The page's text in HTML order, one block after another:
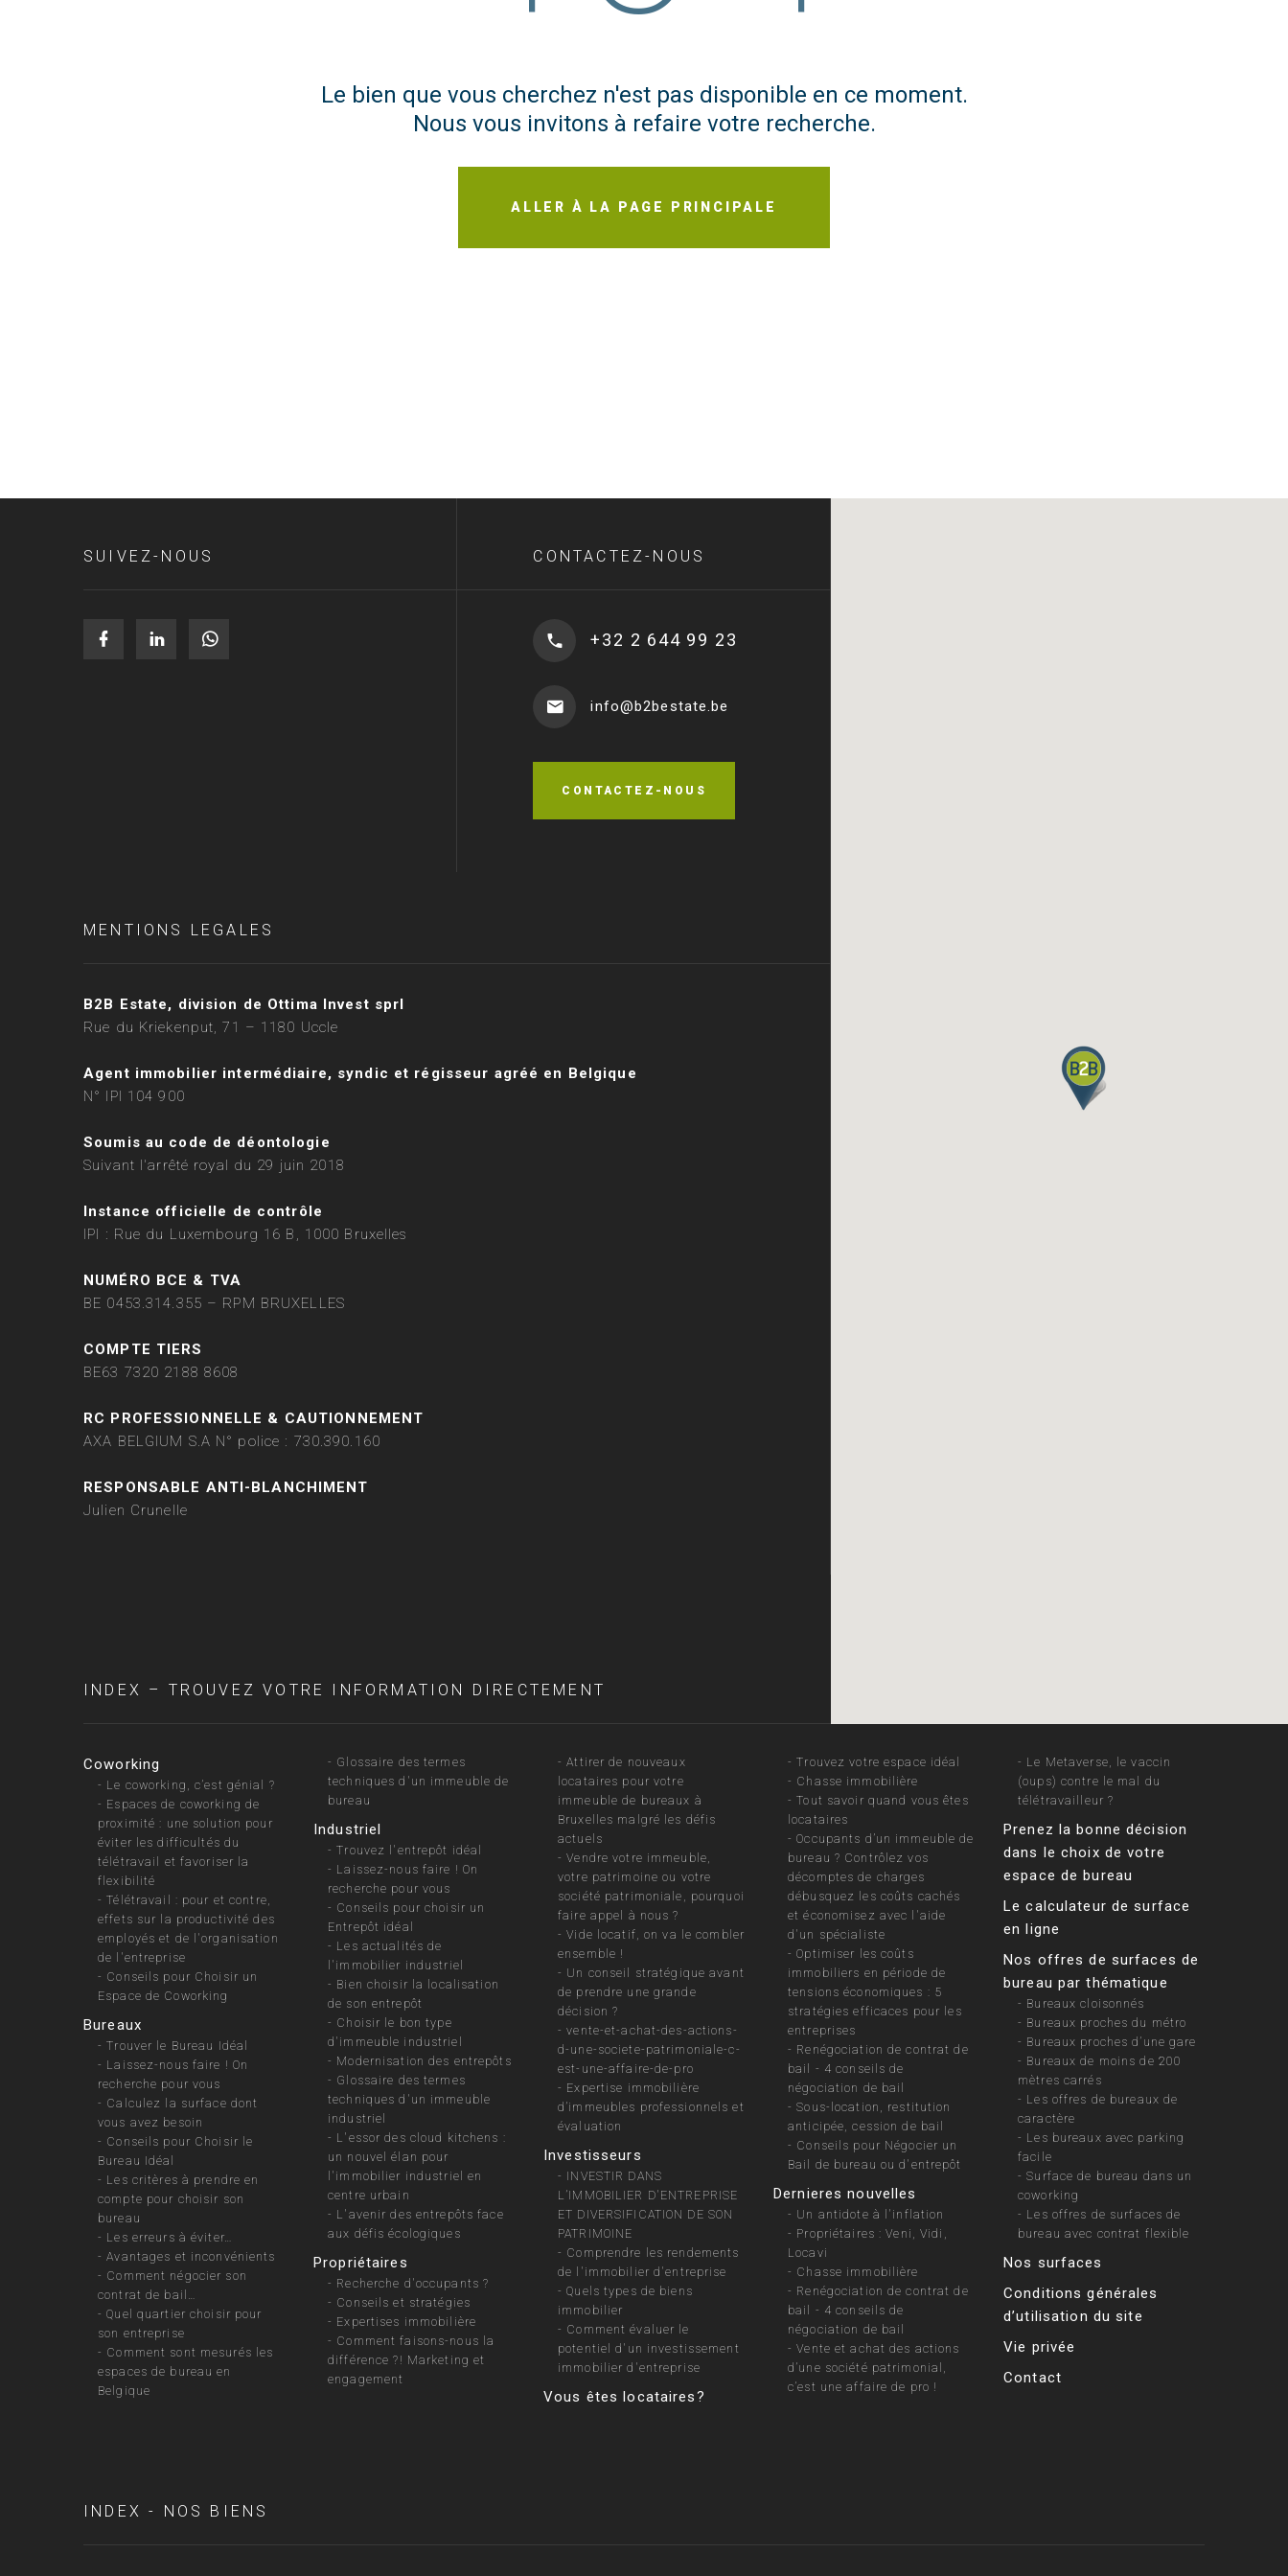
Le bien que vous cherchez n'est pas disponible en ce moment.
Nous vous invitons à refaire votre recherche.
ALLER À LA PAGE PRINCIPALE
SUIVEZ-NOUS CONTACTEZ-NOUS
+32 2 644 99 23
info@b2bestate.be
CONTACTEZ-NOUS
MENTIONS LEGALES
B2B Estate, division de Ottima Invest sprl
Rue du Kriekenput, 71 – 1180 Uccle
Agent immobilier intermédiaire, syndic et régisseur agréé en Belgique
N° IPI 104 900
Soumis au code de déontologie
Suivant l'arrêté royal du 29 juin 2018
Instance officielle de contrôle
IPI : Rue du Luxembourg 16 B, 1000 Bruxelles
NUMÉRO BCE & TVA
BE 0453.314.355 – RPM BRUXELLES
COMPTE TIERS
BE63 7320 2188 8608
RC PROFESSIONNELLE & CAUTIONNEMENT
AXA BELGIUM S.A N° police : 730.390.160
RESPONSABLE ANTI-BLANCHIMENT
Julien Crunelle
INDEX – TROUVEZ VOTRE INFORMATION DIRECTEMENT
Coworking
- Le coworking, c’est génial ?
- Espaces de coworking de
proximité : une solution pour
éviter les difficultés du
télétravail et favoriser la
flexibilité
-Télétravail : pour et contre,
effets sur la productivité des
employés et de l'organisation
de l'entreprise
- Conseils pour Choisir un
Espace de Coworking
Bureaux
-Trouver le Bureau Idéal
- Laissez-nous faire ! On
recherche pour vous
- Calculez la surface dont
vous avez besoin
- Conseils pour Choisir le
Bureau Idéal
- Les critères à prendre en
compte pour choisir son
bureau
- Les erreurs à éviter…
-Avantages et inconvénients
- Comment négocier son
contrat de bail…
-Quel quartier choisir pour
son entreprise
- Comment sont mesurés les
espaces de bureau en
Belgique
- Glossaire des termes
techniques d'un immeuble de
bureau
Industriel
-Trouvez l'entrepôt idéal
- Laissez-nous faire ! On
recherche pour vous
- Conseils pour choisir un
Entrepôt idéal
- Les actualités de
l'immobilier industriel
- Bien choisir la localisation
de son entrepôt
- Choisir le bon type
d'immeuble industriel
- Modernisation des entrepôts
- Glossaire des termes
techniques d'un immeuble
industriel
- L'essor des cloud kitchens :
un nouvel élan pour
l'immobilier industriel en
centre urbain
- L'avenir des entrepôts face
aux défis écologiques
Propriétaires
- Recherche d'occupants ?
- Conseils et stratégies
- Expertises immobilière
- Comment faisons-nous la
différence ?! Marketing et
engagement
-Attirer de nouveaux
locataires pour votre
immeuble de bureaux à
Bruxelles malgré les défis
actuels
-Vendre votre immeuble,
votre patrimoine ou votre
société patrimoniale, pourquoi
faire appel à nous ?
-Vide locatif, on va le combler
ensemble !
- Un conseil stratégique avant
de prendre une grande
décision ?
-vente-et-achat-des-actions-
d-une-societe-patrimoniale-c-
est-une-affaire-de-pro
- Expertise immobilière
d’immeubles professionnels et
évaluation
Investisseurs
- INVESTIR DANS
L’IMMOBILIER D'ENTREPRISE
ET DIVERSIFICATION DE SON
PATRIMOINE
- Comprendre les rendements
de l'immobilier d'entreprise
-Quels types de biens
immobilier
- Comment évaluer le
potentiel d'un investissement
immobilier d'entreprise
Vous êtes locataires?
-Trouvez votre espace idéal
- Chasse immobilière
-Tout savoir quand vous êtes
locataires
-Occupants d’un immeuble de
bureau ? Contrôlez vos
décomptes de charges
débusquez les coûts cachés
et économisez avec l'aide
d'un spécialiste
-Optimiser les coûts
immobiliers en période de
tensions économiques : 5
stratégies efficaces pour les
entreprises
- Renégociation de contrat de
bail - 4 conseils de
négociation de bail
-Sous-location, restitution
anticipée, cession de bail
- Conseils pour Négocier un
Bail de bureau ou d'entrepôt
Dernieres nouvelles
- Un antidote à l'inflation
- Propriétaires : Veni, Vidi,
Locavi
- Chasse immobilière
- Renégociation de contrat de
bail - 4 conseils de
négociation de bail
-Vente et achat des actions
d’une société patrimonial,
c’est une affaire de pro !
- Le Metaverse, le vaccin
(oups) contre le mal du
télétravailleur ?
Prenez la bonne décision
dans le choix de votre
espace de bureau
Le calculateur de surface
en ligne
Nos offres de surfaces de
bureau par thématique
- Bureaux cloisonnés
- Bureaux proches du métro
- Bureaux proches d’une gare
- Bureaux de moins de 200
mètres carrés
- Les offres de bureaux de
caractère
- Les bureaux avec parking
facile
-Surface de bureau dans un
coworking
- Les offres de surfaces de
bureau avec contrat flexible
Nos surfaces
Conditions générales
d’utilisation du site
Vie privée
Contact
INDEX - NOS BIENS